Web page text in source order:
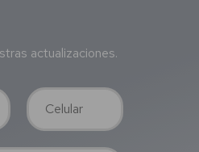
actualizaciones.